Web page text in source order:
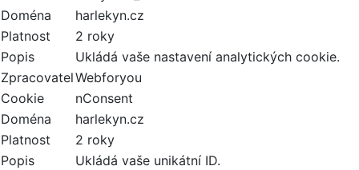
Doména
harlekyn.cz
Platnost
2 roky
Popis
Ukládá vaše nastavení analytických cookie.
ZpracovatelWebforyou
Cookie
nConsent
Doména
harlekyn.cz
Platnost
2 roky
Popis
Ukládá vaše unikátní ID.